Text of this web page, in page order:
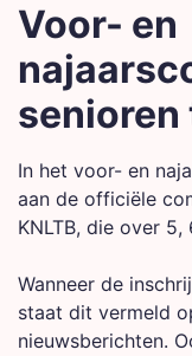
Voor- en
senioren
In het voor- en
aan de officiële
KNLTB, die over
Wanneer de
staat dit vermeld
nieuwsberichten.